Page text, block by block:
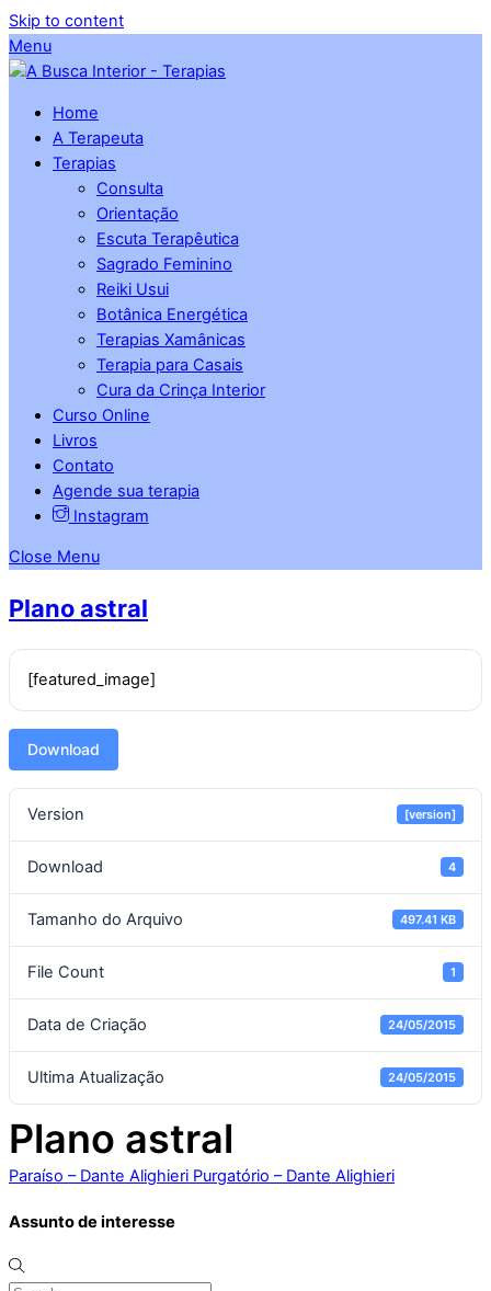
Skip to content
Menu
Home
A Terapeuta
Terapias
Consulta
Orientação
Escuta Terapêutica
Sagrado Feminino
Reiki Usui
Botânica Energética
Terapias Xamânicas
Terapia para Casais
Cura da Crinça Interior
Curso Online
Livros
Contato
Agende sua terapia
Instagram
Close Menu
Plano astral
[featured_image]
Download
Version [version]
Download 4
Tamanho do Arquivo 497.41 KB
File Count 1
Data de Criação 24/05/2015
Ultima Atualização 24/05/2015
Plano astral
Paraíso – Dante Alighieri Purgatório – Dante Alighieri
Assunto de interesse